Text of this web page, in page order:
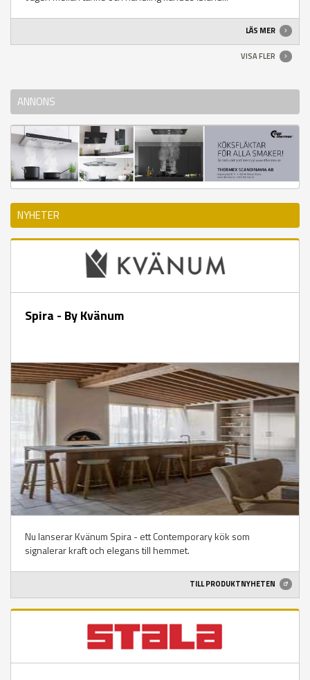
LÄS MER
VISA FLER
ANNONS
NYHETER
Spira - By Kvänum
Nu lanserar Kvänum Spira - ett Contemporary kök som
signalerar kraft och elegans till hemmet.
TILL PRODUKTNYHETEN